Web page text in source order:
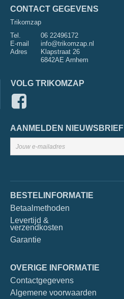
CONTACT GEGEVENS
Trikomzap
Tel.
06 22496172
E-mail
info@trikomzap.nl
Adres
Klapstraat 26
6842AE Arnhem
VOLG TRIKOMZAP
AANMELDEN NIEUWSBRIEF
BESTELINFORMATIE
Betaalmethoden
Levertijd &
verzendkosten
Garantie
OVERIGE INFORMATIE
Contactgegevens
Algemene voorwaarden